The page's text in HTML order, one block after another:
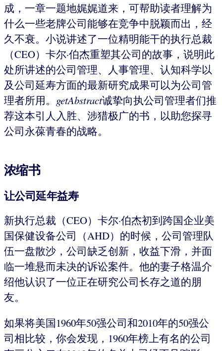
成，一章一题地娓娓道来，可帮助读者理解为
什么一些老牌公司能够在竞争中脱颖而出，经
久不衰。小说讲述了一位精明能干的执行总裁
（CEO）卡尔·伯杰重塑其公司的故事，说明此
处所讲述的公司管理、人事管理、认知科学以
及公司延寿方面的最新研究成果可以为公司管
理者所用。 getAbstract诚挚向执公司管理者们推
荐这本引人入胜、涉猎极广的书，以助您探寻
公司永葆青春的战略。
浓缩书
让公司延年益寿
新执行总裁（CEO）卡尔·伯杰初到跨国企业美
国保健设备公司（AHD）的时候，公司管理队
伍一盘散沙，公司缺乏创新，收益下滑，并面
临一堆悬而未决的诉讼案件。他的妻子格温介
绍他认识了一位正在研究公司长存之道的朋
友。
如果将美国1960年50强公司和2010年的50强公
司相比较，你会发现，1960年榜上有名的公司